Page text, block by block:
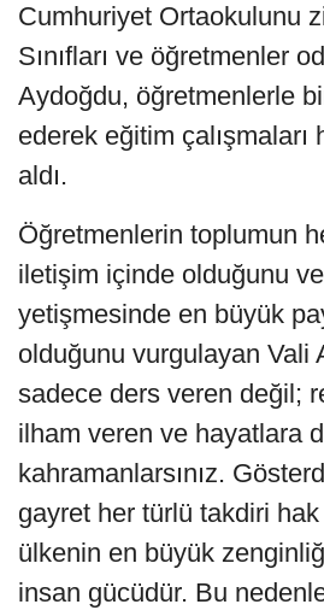
Cumhuriyet Ortaokulunu
Sınıfları ve öğretmenler
Aydoğdu, öğretmenlerle
ederek eğitim çalışmaları
aldı.
Öğretmenlerin toplumun
iletişim içinde olduğunu
yetişmesinde en büyük
olduğunu vurgulayan Vali
sadece ders veren değil;
ilham veren ve hayatlara
kahramanlarsınız.
gayret her türlü takdiri
ülkenin en büyük
insan gücüdür. Bu nedenle